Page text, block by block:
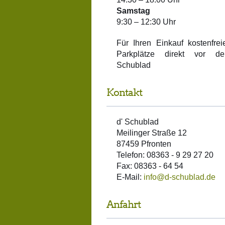
Samstag
9:30 – 12:30 Uhr
Für Ihren Einkauf
Parkplätze direkt vor
Schublad
Kontakt
d' Schublad
Meilinger Straße 12
87459 Pfronten
Telefon: 08363 - 9 29 27 20
Fax: 08363 - 64 54
E-Mail: info@d-schublad.de
Anfahrt